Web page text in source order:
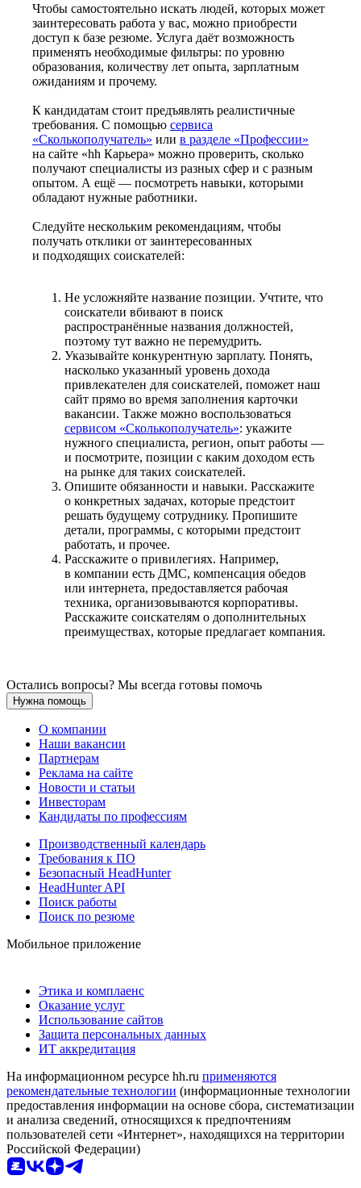
Чтобы самостоятельно искать людей, которых может
заинтересовать работа у вас, можно приобрести
доступ к базе резюме. Услуга даёт возможность
применять необходимые фильтры: по уровню
образования, количеству лет опыта, зарплатным
ожиданиям и прочему.
К кандидатам стоит предъявлять реалистичные
требования. С помощью сервиса
«Сколькополучатель» или в разделе «Профессии»
на сайте «hh Карьера» можно проверить, сколько
получают специалисты из разных сфер и с разным
опытом. А ещё — посмотреть навыки, которыми
обладают нужные работники.
Следуйте нескольким рекомендациям, чтобы
получать отклики от заинтересованных
и подходящих соискателей:
Не усложняйте название позиции. Учтите, что
соискатели вбивают в поиск
распространённые названия должностей,
поэтому тут важно не перемудрить.
Указывайте конкурентную зарплату. Понять,
насколько указанный уровень дохода
привлекателен для соискателей, поможет наш
сайт прямо во время заполнения карточки
вакансии. Также можно воспользоваться
сервисом «Сколькополучатель»: укажите
нужного специалиста, регион, опыт работы —
и посмотрите, позиции с каким доходом есть
на рынке для таких соискателей.
Опишите обязанности и навыки. Расскажите
о конкретных задачах, которые предстоит
решать будущему сотруднику. Пропишите
детали, программы, с которыми предстоит
работать, и прочее.
Расскажите о привилегиях. Например,
в компании есть ДМС, компенсация обедов
или интернета, предоставляется рабочая
техника, организовываются корпоративы.
Расскажите соискателям о дополнительных
преимуществах, которые предлагает компания.
Остались вопросы? Мы всегда готовы помочь
Нужна помощь
О компании
Наши вакансии
Партнерам
Реклама на сайте
Новости и статьи
Инвесторам
Кандидаты по профессиям
Производственный календарь
Требования к ПО
Безопасный HeadHunter
HeadHunter API
Поиск работы
Поиск по резюме
Мобильное приложение
Этика и комплаенс
Оказание услуг
Использование сайтов
Защита персональных данных
ИТ аккредитация
На информационном ресурсе hh.ru применяются
рекомендательные технологии (информационные технологии
предоставления информации на основе сбора, систематизации
и анализа сведений, относящихся к предпочтениям
пользователей сети «Интернет», находящихся на территории
Российской Федерации)